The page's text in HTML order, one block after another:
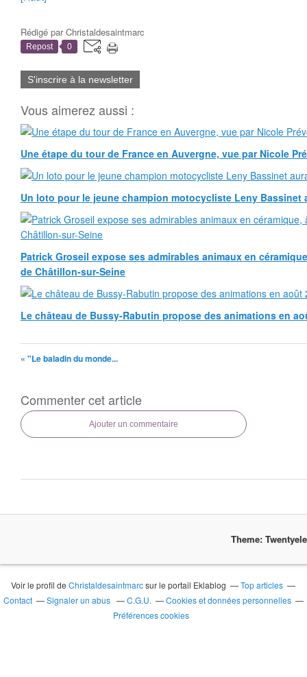
Rédigé parChristaldesaintmarc
Repost 0
S'inscrire à la newsletter
Vous aimerez aussi :
Une étape du tour de France en Auvergne, vue par Nicole
Un loto pour le jeune champion motocycliste Leny Bassinet
Patrick Groseil expose ses admirables animaux en
de Châtillon-sur-Seine
Le château de Bussy-Rabutin propose des animations en
« "Le baladin du monde...
Commenter cet article
Ajouter un commentaire
Theme:
Voir le profil deChristaldesaintmarcsur le portail Eklablog
Top articles
Contact
Signaler un abus C.G.U.
Cookies et données personnelles
Préférences cookies